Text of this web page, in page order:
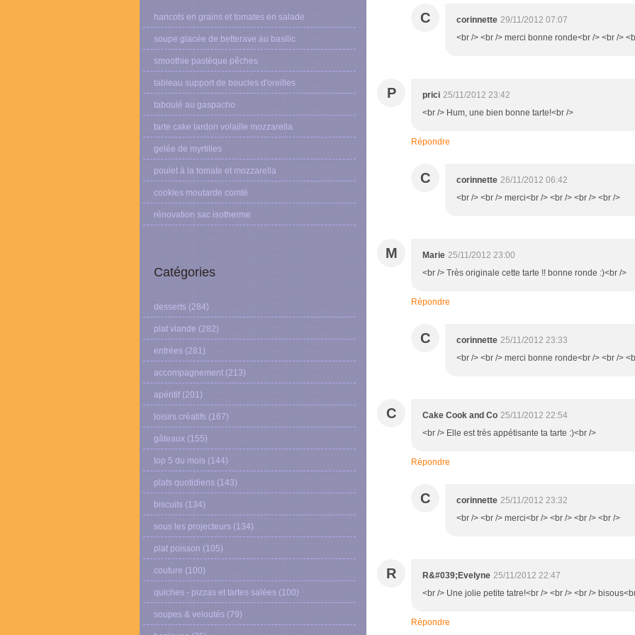
haricots en grains et tomates en salade
soupe glacée de betterave au basilic
smoothie pastèque pêches
tableau support de boucles d'oreilles
taboulé au gaspacho
tarte cake lardon volaille mozzarella
gelée de myrtilles
poulet à la tomate et mozzarella
cookies moutarde comté
rénovation sac isotherme
Catégories
desserts (284)
plat viande (282)
entrées (281)
accompagnement (213)
apéritif (201)
loisirs créatifs (167)
gâteaux (155)
top 5 du mois (144)
plats quotidiens (143)
biscuits (134)
sous les projecteurs (134)
plat poisson (105)
couture (100)
quiches - pizzas et tartes salées (100)
soupes & veloutés (79)
C corinnette 29/11/2012 07:07
<br /> <br /> merci bonne ronde<br /> <br />
P prici 25/11/2012 23:42
<br /> Hum, une bien bonne tarte!<br />
Répondre
C corinnette 26/11/2012 06:42
<br /> <br /> merci<br /> <br /> <br /> <br />
M Marie 25/11/2012 23:00
<br /> Très originale cette tarte !! bonne ronde :)<br />
Répondre
C corinnette 25/11/2012 23:33
<br /> <br /> merci bonne ronde<br /> <br />
C Cake Cook and Co 25/11/2012 22:54
<br /> Elle est très appétisante ta tarte :)<br />
Répondre
C corinnette 25/11/2012 23:32
<br /> <br /> merci<br /> <br /> <br /> <br />
R R&#039;Evelyne 25/11/2012 22:47
<br /> Une jolie petite tatre!<br /> <br /> <br />
Répondre